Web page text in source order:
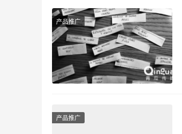
产品推广
产品推广